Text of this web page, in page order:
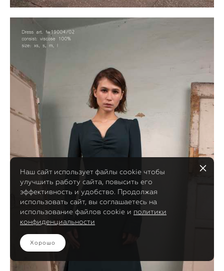
Наш сайт использует файлы cookie чтобы
улучшить работу сайта, повысить его
эффективность и удобство. Продолжая
использовать сайт, вы соглашаетесь на
использование файлов cookie и политики
конфиденциальности
Хорошо